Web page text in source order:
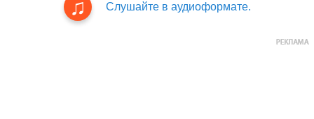
Слушайте в аудиоформате.